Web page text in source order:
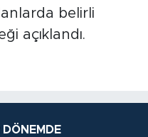
belirli
açıklandı.
DÖNEMDE